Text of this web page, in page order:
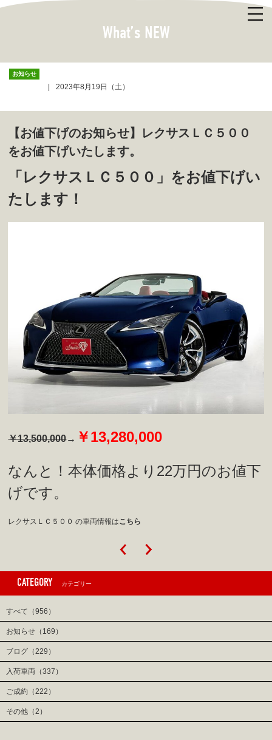
What’s NEW
お知らせ
2023年8月19日（土）
【お値下げのお知らせ】レクサスＬＣ５００
をお値下げいたします。
「レクサスＬＣ５００」をお値下げい
たします！
￥13,500,000→ ￥13,280,000
なんと！本体価格より22万円のお値下
げです。
レクサスＬＣ５００ の車両情報はこちら
CATEGORY カテゴリー
すべて（956）
お知らせ（169）
ブログ（229）
入荷車両（337）
ご成約（222）
その他（2）